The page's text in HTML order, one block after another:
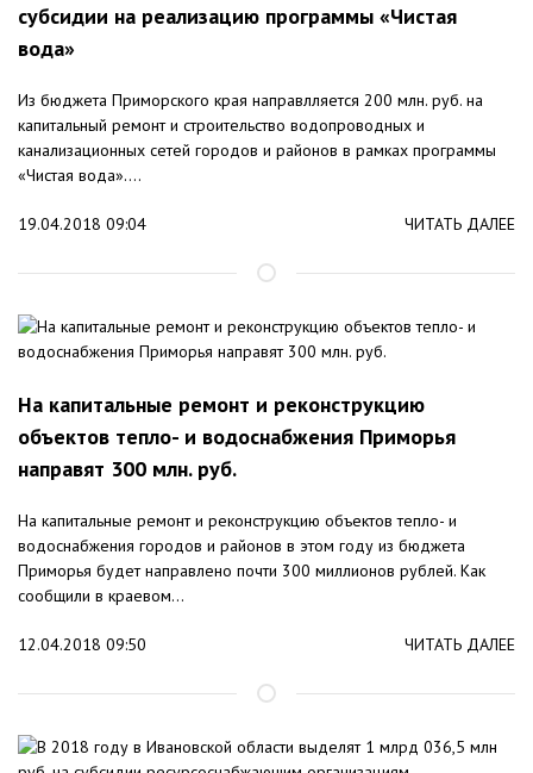
субсидии на реализацию программы «Чистая
вода»
Из бюджета Приморского края направлляется 200 млн. руб. на
капитальный ремонт и строительство водопроводных и
канализационных сетей городов и районов в рамках программы
«Чистая вода»....
19.04.2018 09:04 ЧИТАТЬ ДАЛЕЕ
На капитальные ремонт и реконструкцию
объектов тепло- и водоснабжения Приморья
направят 300 млн. руб.
На капитальные ремонт и реконструкцию объектов тепло- и
водоснабжения городов и районов в этом году из бюджета
Приморья будет направлено почти 300 миллионов рублей. Как
сообщили в краевом...
12.04.2018 09:50 ЧИТАТЬ ДАЛЕЕ